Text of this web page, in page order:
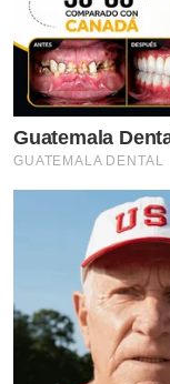
Guatemala
GUATEMALA DENTAL